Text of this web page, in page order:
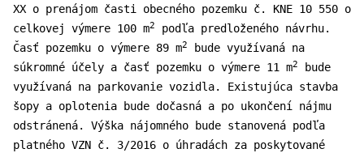
XX o prenájom časti obecného pozemku č. KNE 10 550 o
celkovej výmere 100 m2
podľa predloženého návrhu.
Časť pozemku o výmere 89 m2
bude využívaná na
súkromné účely a časť pozemku o výmere 11 m2
bude
využívaná na parkovanie vozidla. Existujúca stavba
šopy a oplotenia bude dočasná a po ukončení nájmu
odstránená. Výška nájomného bude stanovená podľa
platného VZN č. 3/2016 o úhradách za poskytované